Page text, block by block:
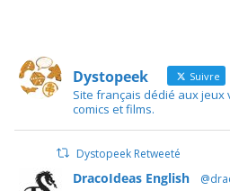
Dystopeek Suivre
Site français dédié aux jeux
comics et films.
Dystopeek Retweeté
DracoIdeas English